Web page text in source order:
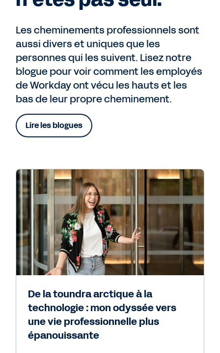
Les cheminements professionnels sont
aussi divers et uniques que les
personnes qui les suivent. Lisez notre
blogue pour voir comment les employés
de Workday ont vécu les hauts et les
bas de leur propre cheminement.
Lire les blogues
De la toundra arctique à la
technologie : mon odyssée vers
une vie professionnelle plus
épanouissante